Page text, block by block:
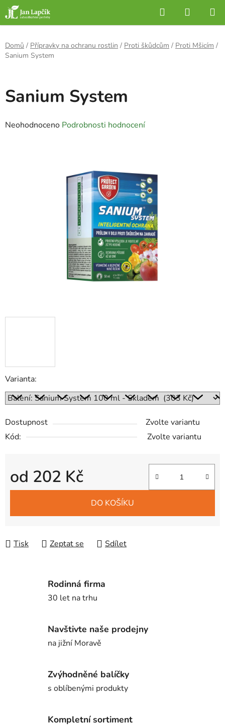
Přejít
na
obsah
Hledat
KOŠÍK
Domů / Přípravky na ochranu rostlin / Proti škůdcům / Proti Mšicím /
Sanium System
Varianta:
Dostupnost
Zvolte variantu
Kód:
Zvolte variantu
od 202 Kč
Měrná cena:
DO KOŠÍKU
Tisk Zeptat se Sdílet
Sanium System
Průměrné
Neohodnoceno Podrobnosti hodnocení
Rodinná firma
30 let na trhu
Navštivte naše prodejny
na jižní Moravě
Zvýhodněné balíčky
s oblíbenými produkty
Kompletní sortiment